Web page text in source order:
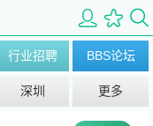
行业招聘 BBS论坛
深圳 更多